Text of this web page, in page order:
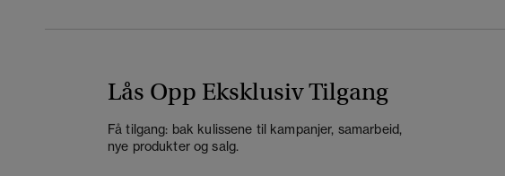
Lås Opp Eksklusiv Tilgang
Få tilgang: bak kulissene til kampanjer, samarbeid,
nye produkter og salg.